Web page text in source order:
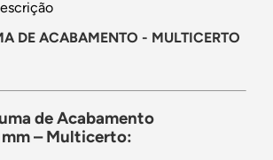
DE ACABAMENTO - MULTICERTO
de Acabamento
– Multicerto: